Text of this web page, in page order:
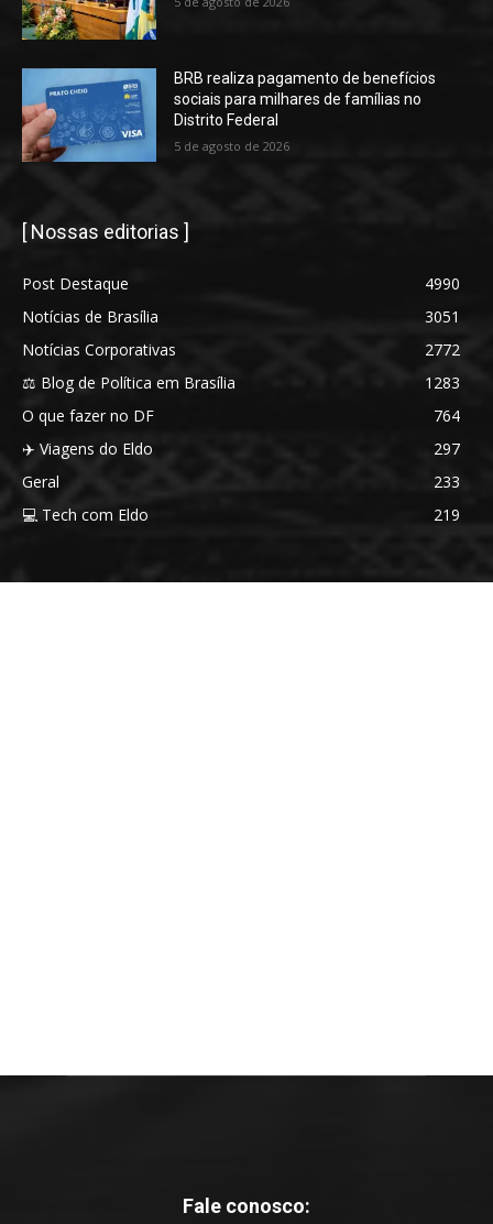
BRB realiza pagamento de benefícios
sociais para milhares de famílias no
Distrito Federal
5 de agosto de 2026
[ Nossas editorias ]
Post Destaque
4990
Notícias de Brasília
3051
Notícias Corporativas
2772
⚖️ Blog de Política em Brasília
1283
O que fazer no DF
764
✈️ Viagens do Eldo
297
Geral
233
💻 Tech com Eldo
219
Fale conosco: